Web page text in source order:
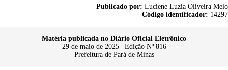
Publicado por: Luciene Luzia Oliveira Melo
Código identificador: 14297
Matéria publicada no Diário Oficial Eletrônico
29 de maio de 2025 | Edição Nº 816
Prefeitura de Pará de Minas